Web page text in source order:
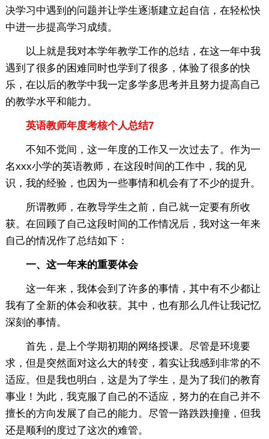
决学习中遇到的问题并让学生逐渐建立起自信，在轻松快
中进一步提高学习成绩。
以上就是我对本学年教学工作的总结，在这一年中我
遇到了很多的困难同时也学到了很多，体验了很多的快
乐，在以后的教学中我一定多学多思考并且努力提高自己
的教学水平和能力。
英语教师年度考核个人总结7
不知不觉间，这一年度的工作又一次过去了。作为一
名xxx小学的英语教师，在这段时间的工作中，我的见
识，我的经验，也因为一些事情和机会有了不少的提升。
所谓教师，在教导学生之前，自己就一定要有所收
获。在回顾了自己这段时间的工作情况后，我对这一年来
自己的情况作了总结如下：
一、这一年来的重要体会
这一年来，我体会到了许多的事情，其中有不少都让
我有了全新的体会和收获。其中，也有那么几件让我记忆
深刻的事情。
首先，是上个学期初期的网络授课。尽管是环境要
求，但是突然面对这么大的转变，着实让我感到非常的不
适应。但是我也明白，这是为了学生，是为了我们的教育
事业！为此，我克服了自己的不适应，努力的在自己并不
擅长的方向发展了自己的能力。尽管一路跌跌撞撞，但我
还是顺利的度过了这次的难管。